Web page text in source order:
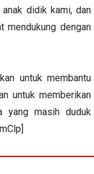
didik kami, dan
mendukung dengan
untuk membantu
untuk memberikan
yang masih duduk